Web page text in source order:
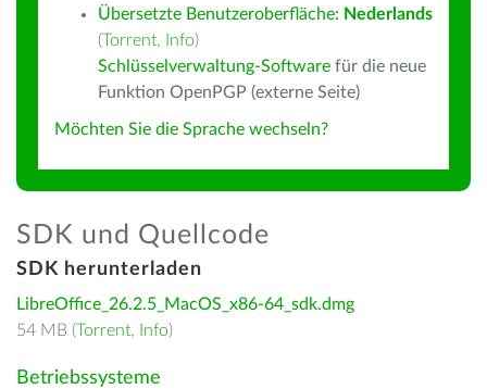
Übersetzte Benutzeroberfläche: Nederlands
(Torrent, Info)
Schlüsselverwaltung-Software für die neue
Funktion OpenPGP (externe Seite)
Möchten Sie die Sprache wechseln?
SDK und Quellcode
SDK herunterladen
LibreOffice_26.2.5_MacOS_x86-64_sdk.dmg
54 MB (Torrent, Info)
Betriebssysteme